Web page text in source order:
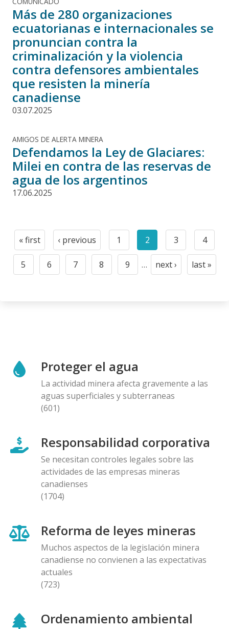
Más de 280 organizaciones
ecuatorianas e internacionales se
pronuncian contra la
criminalización y la violencia
contra defensores ambientales
que resisten la minería
canadiense
03.07.2025
AMIGOS DE ALERTA MINERA
Defendamos la Ley de Glaciares:
Milei en contra de las reservas de
agua de los argentinos
17.06.2025
Paginación
First
page
« first
Previous
page
‹ previous
Page
1
Current
page
2
Page
3
Page
4
Page
5
Page
6
Page
7
Page
8
Page
9 …
Next
next ›
Last
last »
Proteger el agua
La actividad minera afecta gravemente a las
aguas superficiales y subterraneas
(601)
Responsabilidad corporativa
Se necesitan controles legales sobre las
actividades de las empresas mineras
canadienses
(1704)
Reforma de leyes mineras
Muchos aspectos de la legislación minera
canadiense no convienen a las expectativas
actuales
(723)
Ordenamiento ambiental